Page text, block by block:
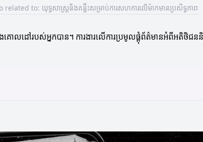
to: យុទ្ធសាស្ត្រនិងគន្លឹះសម្រាប់ការសហការលើម៉ាកមានប្រសិទ្ធភាព
ងគោលដៅរបស់អ្នកបាន។ ការងារលើការប្រមូលផ្តុំព័ត៌មានអំពីអតិថិ